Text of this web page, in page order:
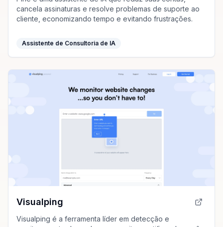
cancela assinaturas e resolve problemas de suporte ao
cliente, economizando tempo e evitando frustrações.
Assistente de Consultoria de IA
Visualping
Visualping é a ferramenta líder em detecção e